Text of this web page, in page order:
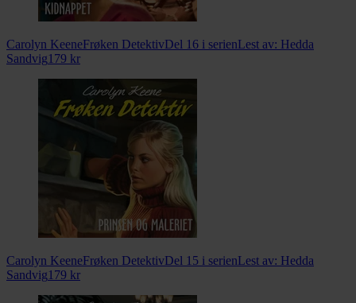
Carolyn KeeneFrøken DetektivDel 16 i serienLest av: Hedda
Sandvig179 kr
Carolyn KeeneFrøken DetektivDel 15 i serienLest av: Hedda
Sandvig179 kr